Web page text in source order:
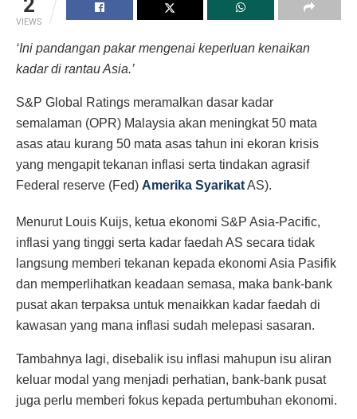
2
VIEWS
‘Ini pandangan pakar mengenai keperluan kenaikan
kadar di rantau Asia.’
S&P Global Ratings meramalkan dasar kadar
semalaman (OPR) Malaysia akan meningkat 50 mata
asas atau kurang 50 mata asas tahun ini ekoran krisis
yang mengapit tekanan inflasi serta tindakan agrasif
Federal reserve (Fed) Amerika SyarikatAS).
Menurut Louis Kuijs, ketua ekonomi S&P Asia-Pacific,
inflasi yang tinggi serta kadar faedah AS secara tidak
langsung memberi tekanan kepada ekonomi Asia Pasifik
dan memperlihatkan keadaan semasa, maka bank-bank
pusat akan terpaksa untuk menaikkan kadar faedah di
kawasan yang mana inflasi sudah melepasi sasaran.
Tambahnya lagi, disebalik isu inflasi mahupun isu aliran
keluar modal yang menjadi perhatian, bank-bank pusat
juga perlu memberi fokus kepada pertumbuhan ekonomi.